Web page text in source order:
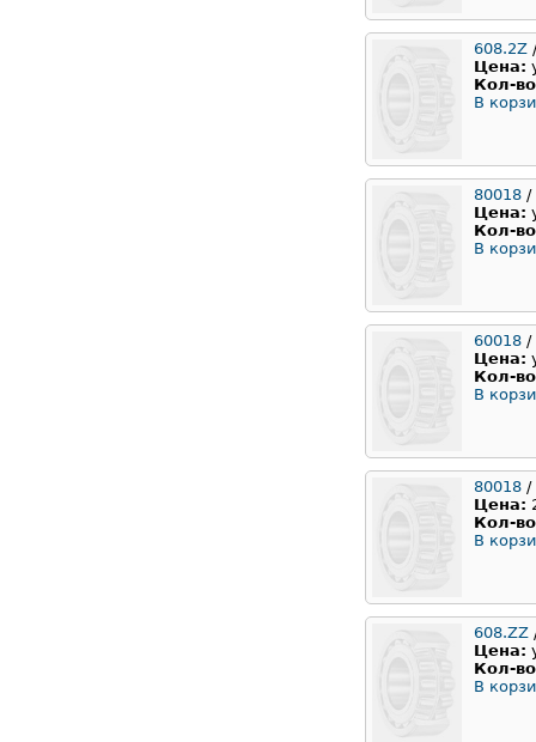
608.2Z
Цена:
Кол-
В
80018 /
Цена:
Кол-
В
60018 /
Цена:
Кол-
В
80018 /
Цена:
Кол-
В
608.ZZ
Цена:
Кол-
В